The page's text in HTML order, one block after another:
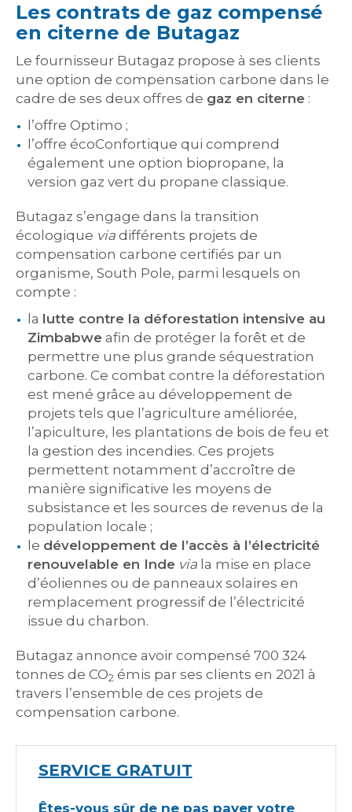
Les contrats de gaz compensé
en citerne de Butagaz
Le fournisseur Butagaz propose à ses clients
une option de compensation carbone dans le
cadre de ses deux offres de gaz en citerne :
l’offre Optimo ;
l’offre écoConfortique qui comprend
également une option biopropane, la
version gaz vert du propane classique.
Butagaz s’engage dans la transition
écologique via différents projets de
compensation carbone certifiés par un
organisme, South Pole, parmi lesquels on
compte :
la lutte contre la déforestation intensive au
Zimbabwe afin de protéger la forêt et de
permettre une plus grande séquestration
carbone. Ce combat contre la déforestation
est mené grâce au développement de
projets tels que l’agriculture améliorée,
l’apiculture, les plantations de bois de feu et
la gestion des incendies. Ces projets
permettent notamment d’accroître de
manière significative les moyens de
subsistance et les sources de revenus de la
population locale ;
le développement de l’accès à l’électricité
renouvelable en Inde via la mise en place
d’éoliennes ou de panneaux solaires en
remplacement progressif de l’électricité
issue du charbon.
Butagaz annonce avoir compensé 700 324
tonnes de CO2 émis par ses clients en 2021 à
travers l’ensemble de ces projets de
compensation carbone.
SERVICE GRATUIT
Êtes-vous sûr de ne pas payer votre